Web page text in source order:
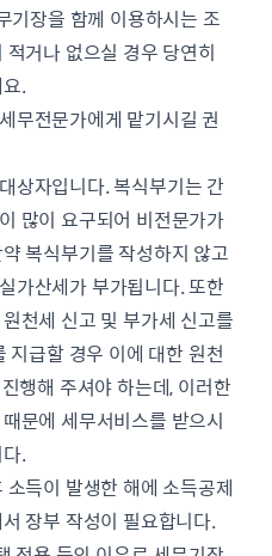
기장을 함께 이용하시는 조
거나 없으실 경우 당연히
.
무전문가에게 맡기시길 권
상자입니다. 복식부기는 간
많이 요구되어 비전문가가
복식부기를 작성하지 않고
가산세가 부가됩니다. 또한
천세 신고 및 부가세 신고를
지급할 경우 이에 대한 원천
행해 주셔야 하는데, 이러한
문에 세무서비스를 받으시
.
득이 발생한 해에 소득공제
장부 작성이 필요합니다.